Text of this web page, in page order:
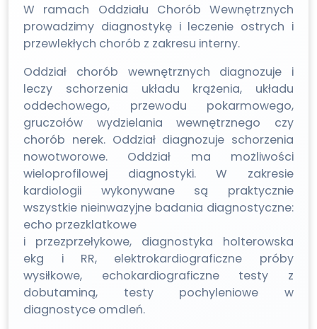
W ramach Oddziału Chorób Wewnętrznych
prowadzimy diagnostykę i leczenie ostrych i
przewlekłych chorób z zakresu interny.
Oddział chorób wewnętrznych diagnozuje i
leczy schorzenia układu krążenia, układu
oddechowego, przewodu pokarmowego,
gruczołów wydzielania wewnętrznego czy
chorób nerek. Oddział diagnozuje schorzenia
nowotworowe. Oddział ma możliwości
wieloprofilowej diagnostyki. W zakresie
kardiologii wykonywane są praktycznie
wszystkie nieinwazyjne badania diagnostyczne:
echo przezklatkowe
i przezprzełykowe, diagnostyka holterowska
ekg i RR, elektrokardiograficzne próby
wysiłkowe, echokardiograficzne testy z
dobutaminą, testy pochyleniowe w
diagnostyce omdleń.